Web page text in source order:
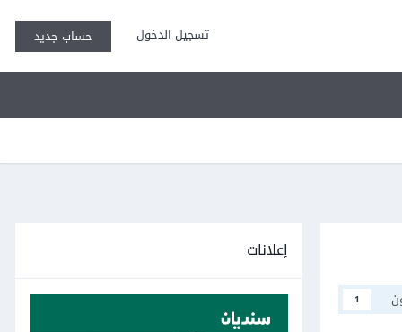
تسجيل الدخول حساب جديد
1
إعلانات